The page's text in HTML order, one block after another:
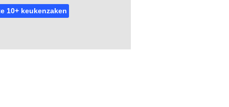
10+ keukenzaken